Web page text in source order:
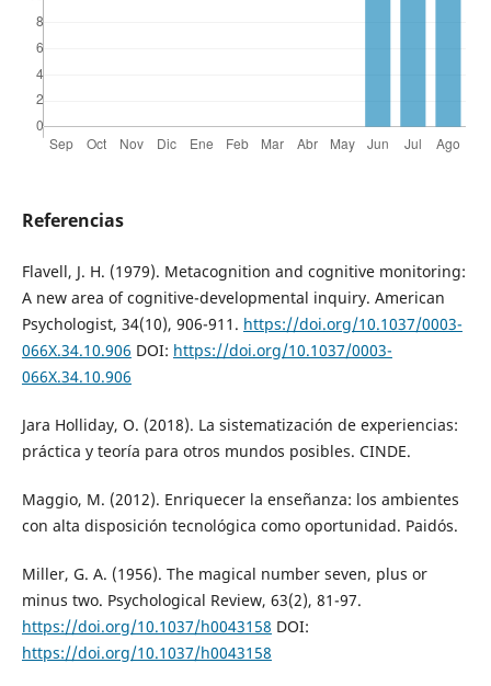
Referencias
Flavell, J. H. (1979). Metacognition and cognitive monitoring:
A new area of cognitive-developmental inquiry. American
Psychologist, 34(10), 906-911. https://doi.org/10.1037/0003-
066X.34.10.906 DOI: https://doi.org/10.1037/0003-
066X.34.10.906
Jara Holliday, O. (2018). La sistematización de experiencias:
práctica y teoría para otros mundos posibles. CINDE.
Maggio, M. (2012). Enriquecer la enseñanza: los ambientes
con alta disposición tecnológica como oportunidad. Paidós.
Miller, G. A. (1956). The magical number seven, plus or
minus two. Psychological Review, 63(2), 81-97.
https://doi.org/10.1037/h0043158 DOI:
https://doi.org/10.1037/h0043158